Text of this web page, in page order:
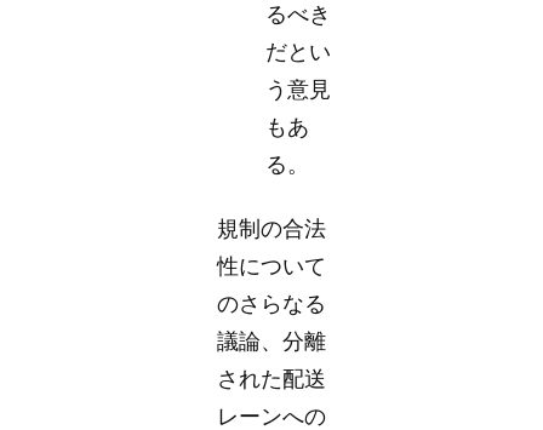
るべき
だとい
う意見
もあ
る。
規制の合法
性について
のさらなる
議論、分離
された配送
レーンへの